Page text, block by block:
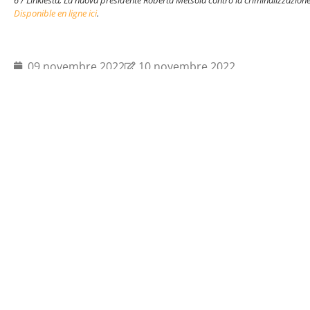
Disponible en ligne ici.
09 novembre 2022 10 novembre 2022